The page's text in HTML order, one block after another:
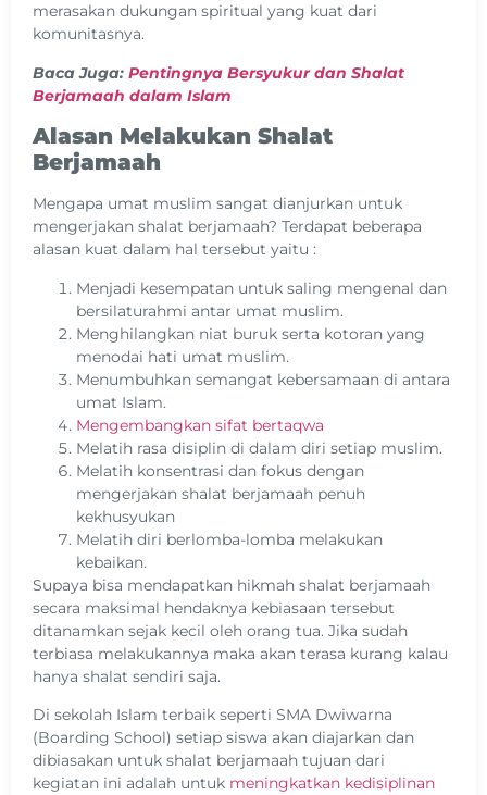
merasakan dukungan spiritual yang kuat dari
komunitasnya.
Baca Juga: Pentingnya Bersyukur dan Shalat
Berjamaah dalam Islam
Alasan Melakukan Shalat
Berjamaah
Mengapa umat muslim sangat dianjurkan untuk
mengerjakan shalat berjamaah? Terdapat beberapa
alasan kuat dalam hal tersebut yaitu :
Menjadi kesempatan untuk saling mengenal dan
bersilaturahmi antar umat muslim.
Menghilangkan niat buruk serta kotoran yang
menodai hati umat muslim.
Menumbuhkan semangat kebersamaan di antara
umat Islam.
Mengembangkan sifat bertaqwa
Melatih rasa disiplin di dalam diri setiap muslim.
Melatih konsentrasi dan fokus dengan
mengerjakan shalat berjamaah penuh
kekhusyukan
Melatih diri berlomba-lomba melakukan
kebaikan.
Supaya bisa mendapatkan hikmah shalat berjamaah
secara maksimal hendaknya kebiasaan tersebut
ditanamkan sejak kecil oleh orang tua. Jika sudah
terbiasa melakukannya maka akan terasa kurang kalau
hanya shalat sendiri saja.
Di sekolah Islam terbaik seperti SMA Dwiwarna
(Boarding School) setiap siswa akan diajarkan dan
dibiasakan untuk shalat berjamaah tujuan dari
kegiatan ini adalah untuk meningkatkan kedisiplinan